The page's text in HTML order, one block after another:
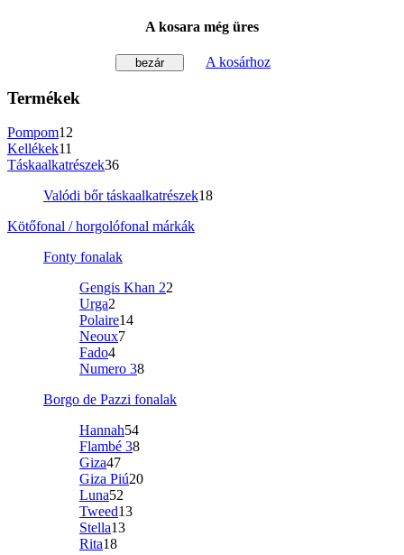
A kosara még üres
bezár A kosárhoz
Termékek
Pompom12
Kellékek11
Táskaalkatrészek36
Valódi bőr táskaalkatrészek18
Kötőfonal / horgolófonal márkák
Fonty fonalak
Gengis Khan 22
Urga2
Polaire14
Neoux7
Fado4
Numero 38
Borgo de Pazzi fonalak
Hannah54
Flambé 38
Giza47
Giza Piú20
Luna52
Tweed13
Stella13
Rita18